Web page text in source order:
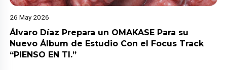
26 May 2026
Álvaro Díaz Prepara un OMAKASE Para su
Nuevo Álbum de Estudio Con el Focus Track
“PIENSO EN TI.”